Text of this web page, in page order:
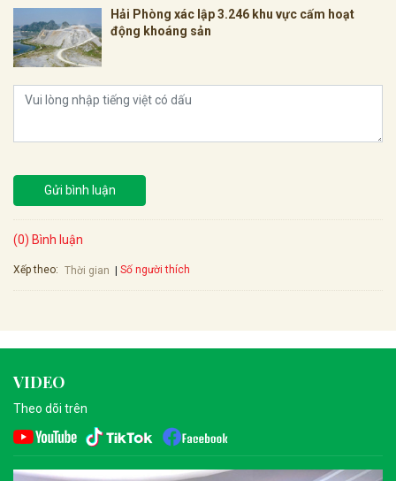
Hải Phòng xác lập 3.246 khu vực cấm hoạt
động khoáng sản
Gửi bình luận
(0) Bình luận
Xếp theo: Thời gian Số người thích
VIDEO
Theo dõi trên